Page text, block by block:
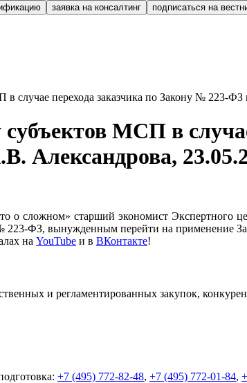
заявка на консалтинг подписаться на
в случае перехода заказчика по Закону № 223-
субъектов МСП в
Александрова,
о сложном» старший экономист Экспертного
223-ФЗ, вынужденным перейти на применение
на YouTube и в ВКонтакте!
и регламентированных закупок,
+7 (495) 772-82-48, +7 (495) 772-01-84,